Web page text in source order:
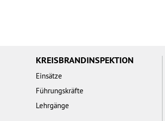
KREISBRANDINSPEKTION
Einsätze
Führungskräfte
Lehrgänge